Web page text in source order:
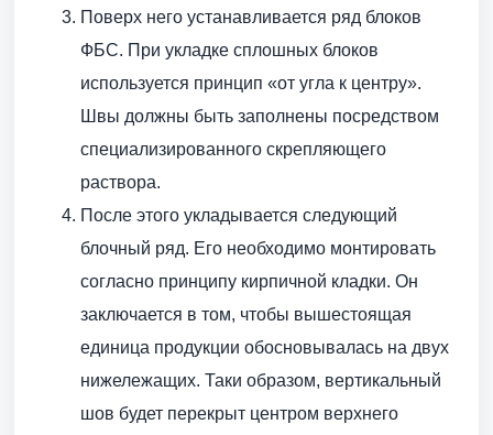
Поверх него устанавливается ряд блоков
ФБС. При укладке сплошных блоков
используется принцип «от угла к центру».
Швы должны быть заполнены посредством
специализированного скрепляющего
раствора.
После этого укладывается следующий
блочный ряд. Его необходимо монтировать
согласно принципу кирпичной кладки. Он
заключается в том, чтобы вышестоящая
единица продукции обосновывалась на двух
нижележащих. Таки образом, вертикальный
шов будет перекрыт центром верхнего